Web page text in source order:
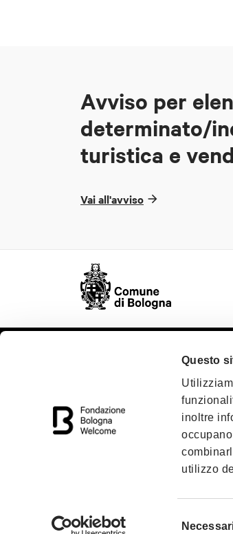
Questo
inoltre
utilizzo
Avviso per
determinato/
turistica e
Vai all'avviso
Organi